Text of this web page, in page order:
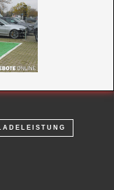
LADELEISTUNG